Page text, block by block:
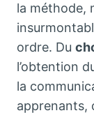
la méthode,
ordre. Du
l’obtention
la
apprenants,